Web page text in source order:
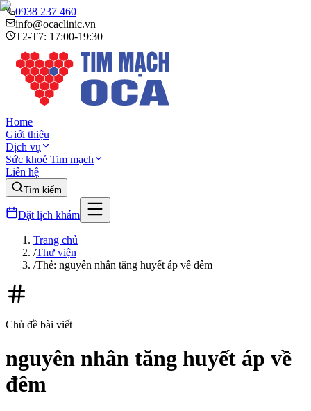
0938 237 460
info@ocaclinic.vn
T2-T7: 17:00-19:30
Home
Giới thiệu
Dịch vụ
Sức khoẻ Tim mạch
Liên hệ
Tìm kiếm
Đặt lịch khám
Trang chủ
/Thư viện
/Thẻ: nguyên nhân tăng huyết áp về đêm
Chủ đề bài viết
nguyên nhân tăng huyết áp về
đêm